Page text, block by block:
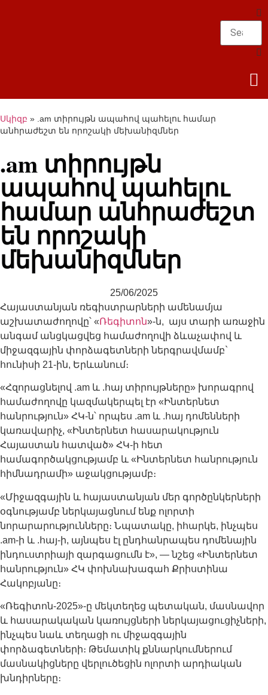
Սկիզբ » .am տիրույթն ապահով պահելու համար
անհրաժեշտ են որոշակի մեխանիզմներ
.am տիրույթն
ապահով պահելու
համար անհրաժեշտ
են որոշակի
մեխանիզմներ
25/06/2025
Հայաստանյան ռեգիստրարների ամենամյա
աշխատաժողովը՝ «Ռեգիտոն»-ն, այս տարի առաջին
անգամ անցկացվեց համաժողովի ձևաչափով և
միջազգային փորձագետների ներգրավմամբ`
հունիսի 21-ին, Երևանում։
«Հզորացնելով .am և .հայ տիրույթները» խորագրով
համաժողովը կազմակերպել էր «Ինտերնետ
հանրություն» ՀԿ-ն՝ որպես .am և .հայ դոմենների
կառավարիչ, «Ինտերնետ հասարակություն
Հայաստան հատված» ՀԿ-ի հետ
համագործակցությամբ և «Ինտերնետ հանրություն
հիմնադրամի» աջակցությամբ։
«Միջազգային և հայաստանյան մեր գործընկերների
օգնությամբ ներկայացնում ենք ոլորտի
նորարարությունները։ Նպատակը, իհարկե, ինչպես
.am-ի և .հայ-ի, այնպես էլ ընդհանրապես դոմենային
ինդուստրիայի զարգացումն է», — նշեց «Ինտերնետ
հանրություն» ՀԿ փոխնախագահ Քրիստինա
Հակոբյանը։
«Ռեգիտոն-2025»-ը մեկտեղեց պետական, մասնավոր
և հասարակական կառույցների ներկայացուցիչների,
ինչպես նաև տեղացի ու միջազգային
փորձագետների։ Թեմատիկ քննարկումներում
մասնակիցները վերլուծեցին ոլորտի արդիական
խնդիրները։